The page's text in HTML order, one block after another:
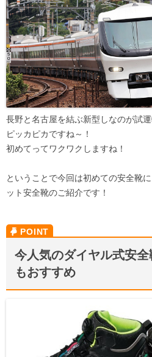
長野と名古屋を結ぶ新型しなのが試運
ピッカピカですね～！
初めてってワクワクしますね！
ということで今回は初めての安全靴
ット安全靴のご紹介です！
今人気のダイヤル式安
もおすすめ